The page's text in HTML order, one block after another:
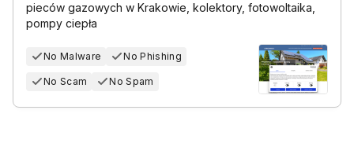
pieców gazowych w Krakowie, kolektory, fotowoltaika,
pompy ciepła
No Malware No Phishing
No Scam No Spam